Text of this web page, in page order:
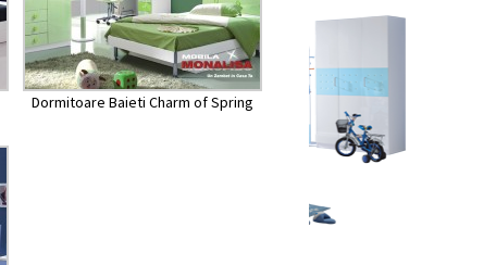
Dormitoare Baieti Charm of Spring